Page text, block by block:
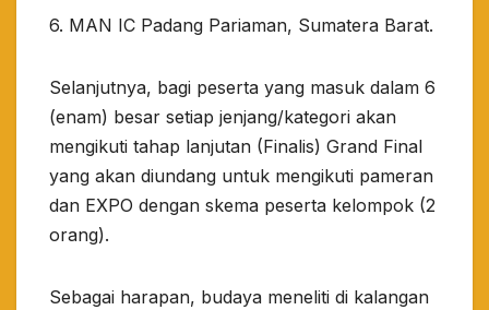
6. MAN IC Padang Pariaman, Sumatera Barat.
Selanjutnya, bagi peserta yang masuk dalam 6
(enam) besar setiap jenjang/kategori akan
mengikuti tahap lanjutan (Finalis) Grand Final
yang akan diundang untuk mengikuti pameran
dan EXPO dengan skema peserta kelompok (2
orang).
Sebagai harapan, budaya meneliti di kalangan